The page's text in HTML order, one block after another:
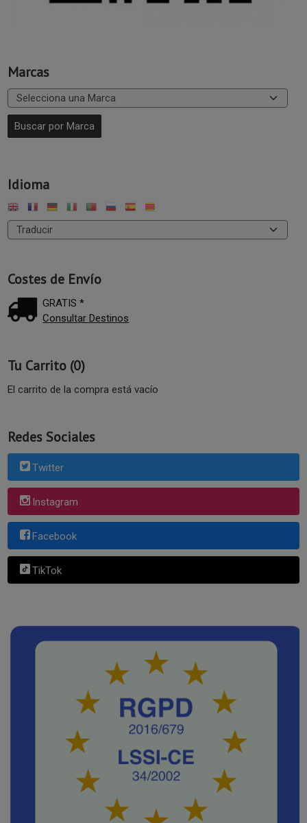
Marcas
Idioma
Costes de Envío
GRATIS *
Consultar Destinos
Tu Carrito (0)
El carrito de la compra está vacío
Redes Sociales
Twitter
Instagram
Facebook
TikTok